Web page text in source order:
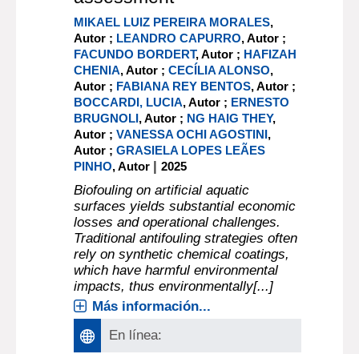
MIKAEL LUIZ PEREIRA MORALES,
Autor ; LEANDRO CAPURRO, Autor ;
FACUNDO BORDERT, Autor ; HAFIZAH
CHENIA, Autor ;CECÍLIA ALONSO,
Autor ; FABIANA REY BENTOS, Autor ;
BOCCARDI, LUCIA, Autor ; ERNESTO
BRUGNOLI, Autor ; NG HAIG THEY,
Autor ;VANESSA OCHI AGOSTINI,
Autor ;GRASIELA LOPES LEÃES
PINHO, Autor |2025
Biofouling on artificial aquatic
surfaces yields substantial economic
losses and operational challenges.
Traditional antifouling strategies often
rely on synthetic chemical coatings,
which have harmful environmental
impacts, thus environmentally[...]
Más información...
En línea: